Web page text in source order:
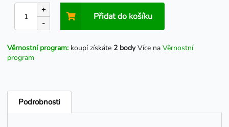
+
-
Přidat do košíku
Věrnostní program: koupí získáte 2 bodyVíce na Věrnostní
program
Podrobnosti